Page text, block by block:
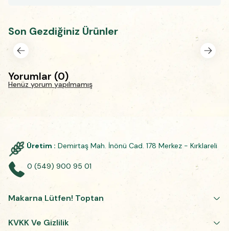
Son Gezdiğiniz Ürünler
Yorumlar (0)
Henüz yorum yapılmamış
Üretim : Demirtaş Mah. İnönü Cad. 178 Merkez - Kırklareli
0 (549) 900 95 01
Makarna Lütfen! Toptan
KVKK Ve Gizlilik